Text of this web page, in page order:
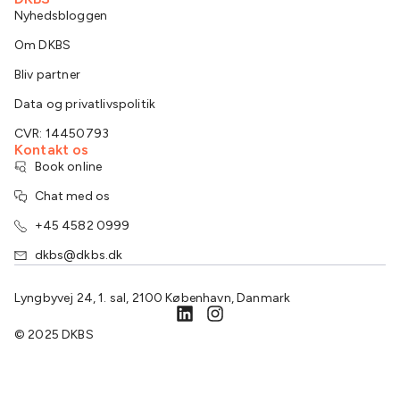
Nyhedsbloggen
Om DKBS
Bliv partner
Data og privatlivspolitik
CVR: 14450793
Kontakt os
Book online
Chat med os
+45 4582 0999
dkbs@dkbs.dk
Lyngbyvej 24, 1. sal, 2100 København, Danmark
© 2025 DKBS